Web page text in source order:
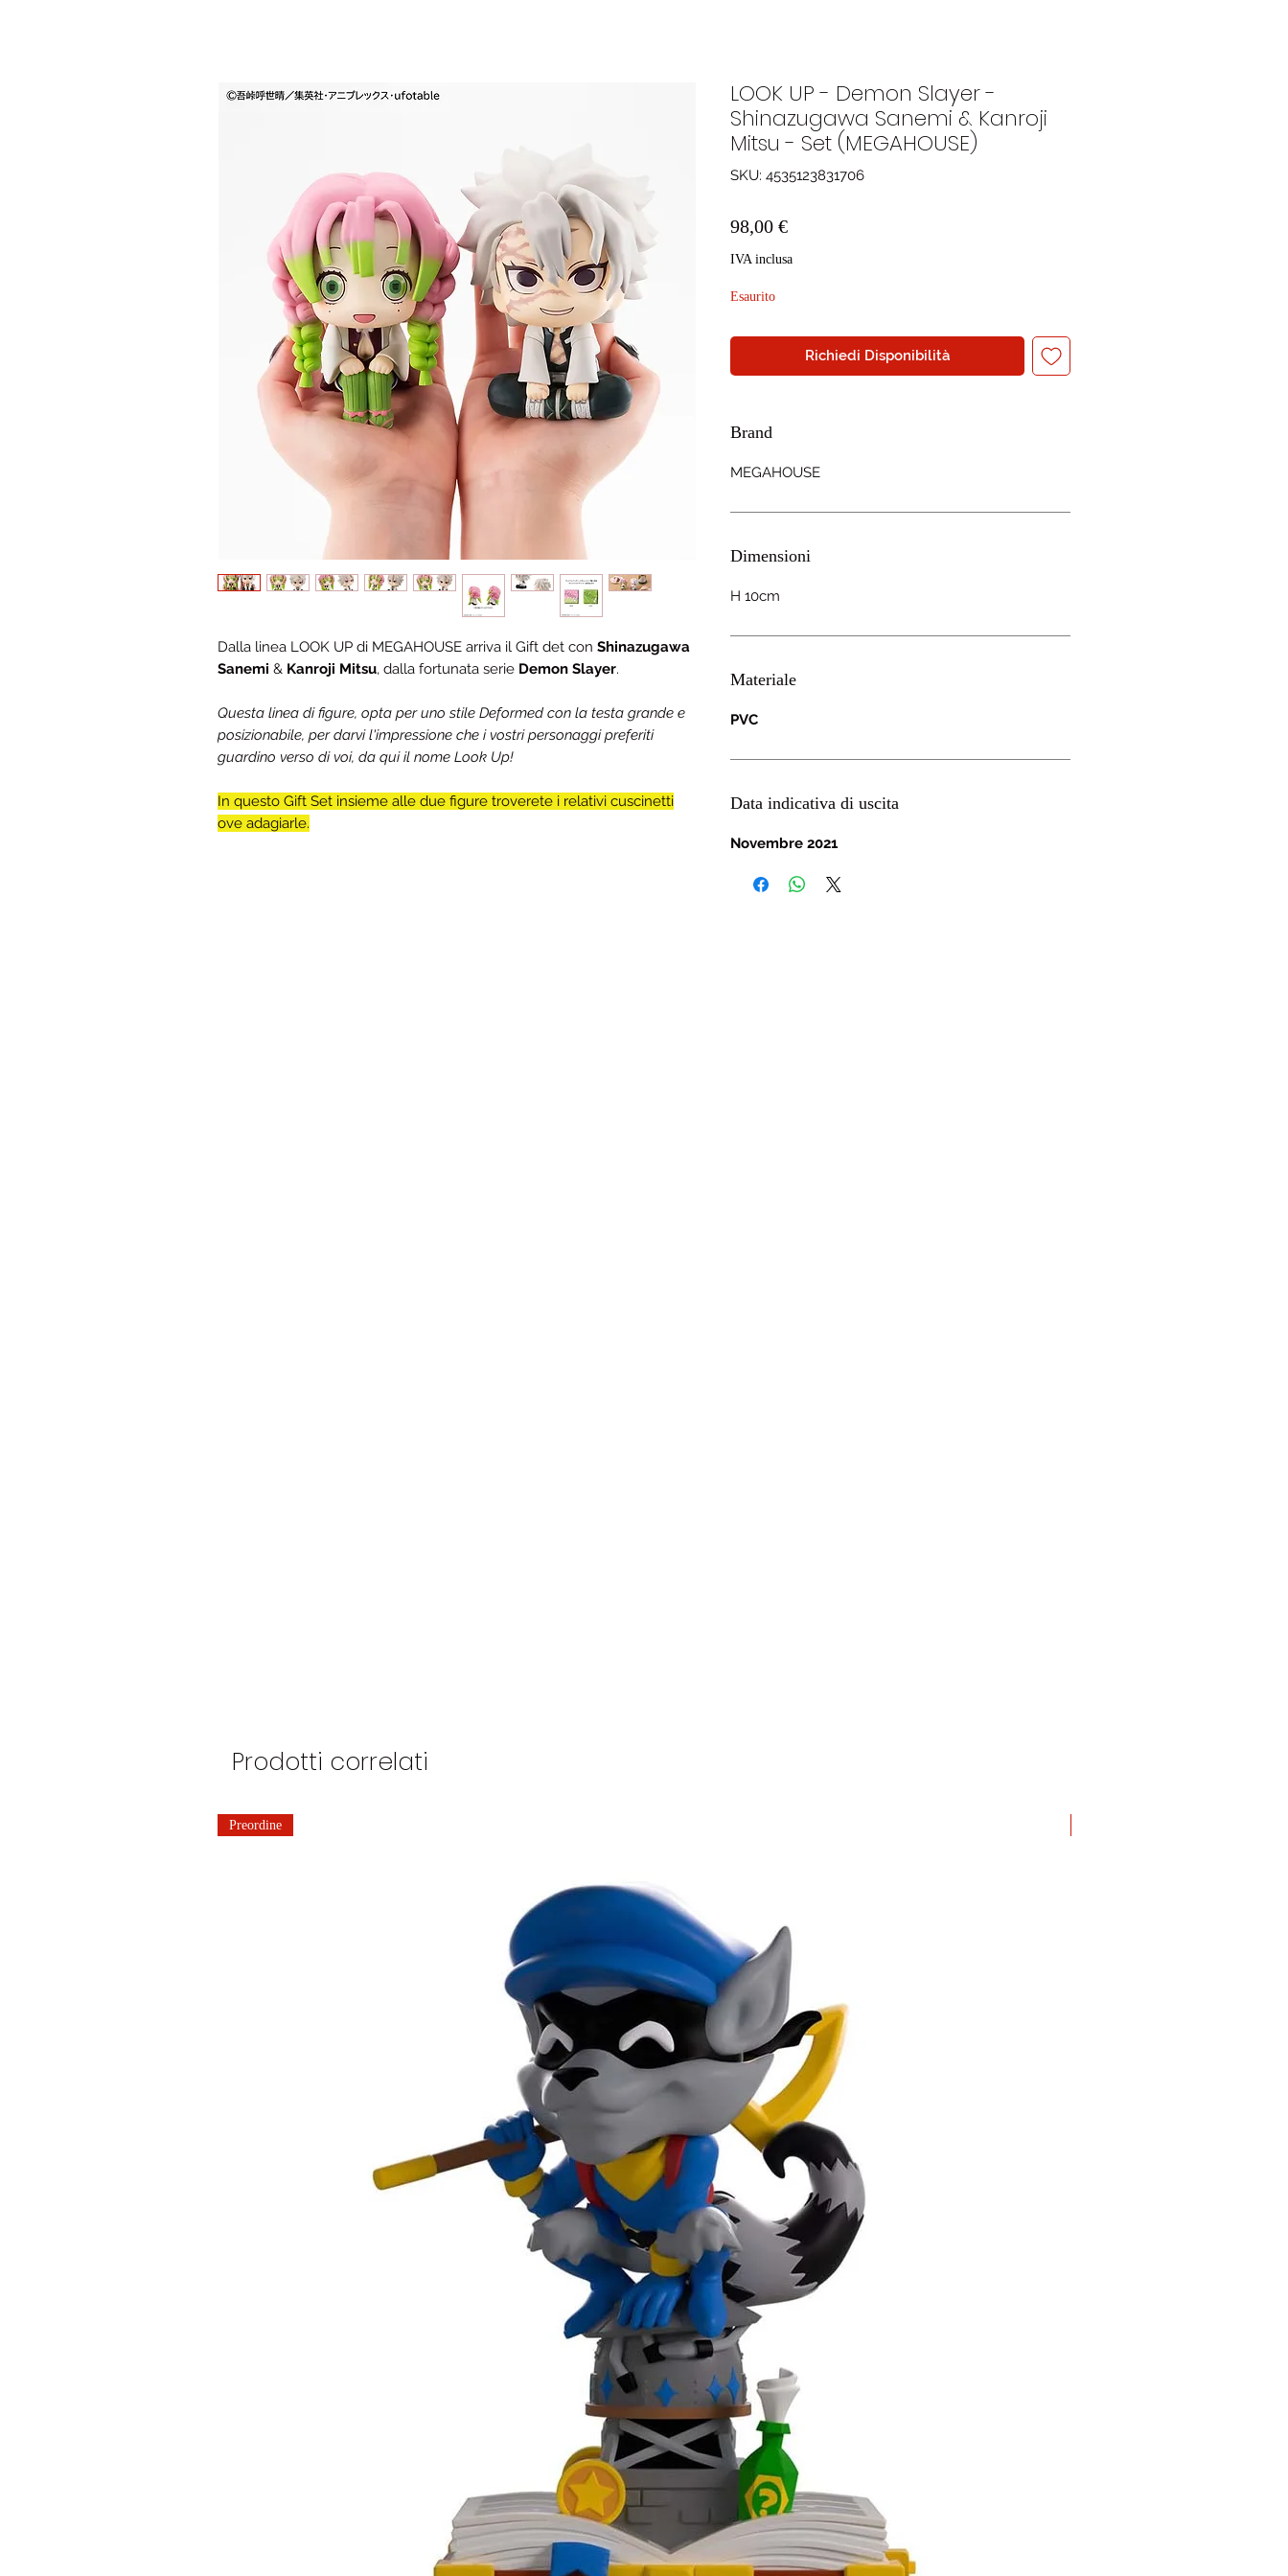
Dalla linea LOOK UP di MEGAHOUSE arriva il Gift det con Shinazugawa
Sanemi & Kanroji Mitsu, dalla fortunata serie Demon Slayer.
Questa linea di figure, opta per uno stile Deformed con la testa grande e
posizionabile, per darvi l'impressione che i vostri personaggi preferiti
guardino verso di voi, da qui il nome Look Up!
In questo Gift Set insieme alle due figure troverete i relativi cuscinetti
ove adagiarle.
LOOK UP - Demon Slayer -
Shinazugawa Sanemi & Kanroji
Mitsu - Set (MEGAHOUSE)
SKU: 4535123831706
98,00 €Prezzo
IVA inclusa
Esaurito
Richiedi Disponibilità
Brand
MEGAHOUSE
Dimensioni
H 10cm
Materiale
PVC
Data indicativa di uscita
Novembre 2021
Prodotti correlati
Preordine